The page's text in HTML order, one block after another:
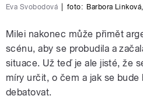
Eva Svobodová foto: Barbora Linková
Milei nakonec může přimět
scénu, aby se probudila a
situace. Už teď je ale jisté, že
míry určit, o čem a jak se
debatovat.